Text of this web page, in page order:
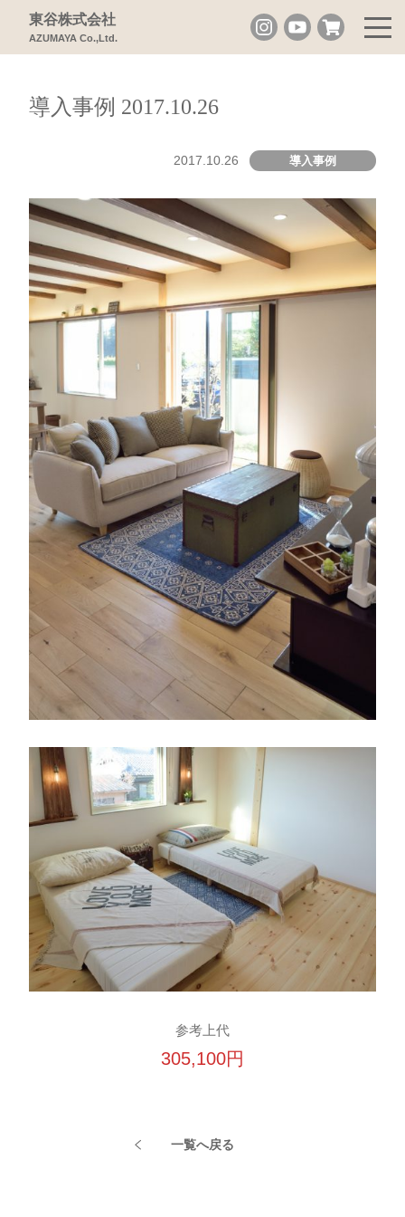
東谷株式会社
AZUMAYA Co.,Ltd.
導入事例 2017.10.26
2017.10.26 導入事例
参考上代
305,100円
一覧へ戻る